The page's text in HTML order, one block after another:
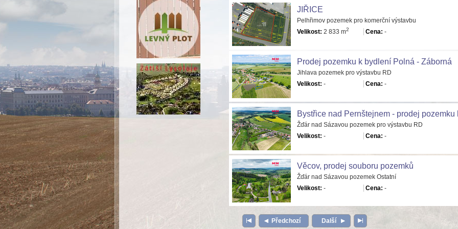
JIŘICE
Pelhřimov pozemek pro komerční výstavbu
Velikost: 2 833 m2 Cena: -
Prodej pozemku k bydlení Polná - Záborná
Jihlava pozemek pro výstavbu RD
Velikost: - Cena: -
Bystřice nad Pernštejnem - prodej pozemku
Žďár nad Sázavou pozemek pro výstavbu RD
Velikost: - Cena: -
Věcov, prodej souboru pozemků
Žďár nad Sázavou pozemek Ostatní
Velikost: - Cena: -
Předchozí Další